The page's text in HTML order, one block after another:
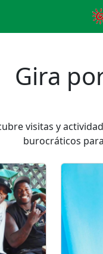
Gira
visitas y
burocráticos